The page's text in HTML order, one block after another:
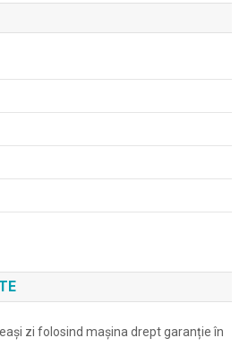
zi folosind mașina drept garanție în